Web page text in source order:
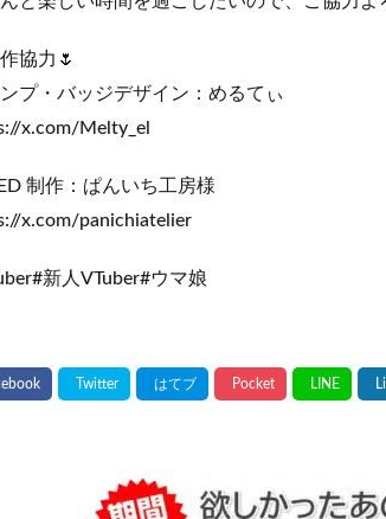
協力🌷
プ・バッジデザイン：めるてぃ
x.com/Melty_el
制作：ぱんいち工房様
x.com/panichiatelier
新人VTuber#ウマ娘